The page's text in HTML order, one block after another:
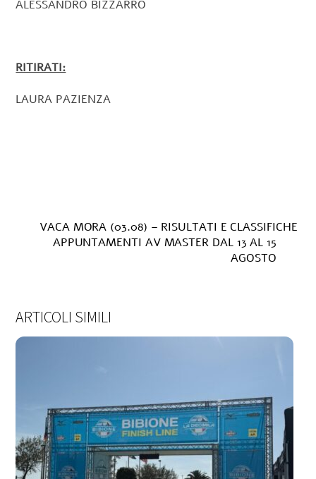
ALESSANDRO BIZZARRO
RITIRATI:
LAURA PAZIENZA
VACA MORA (03.08) – RISULTATI E CLASSIFICHE
APPUNTAMENTI AV MASTER DAL 13 AL 15
AGOSTO
ARTICOLI SIMILI